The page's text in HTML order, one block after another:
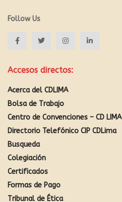
Follow Us
Accesos directos:
Acerca del CDLIMA
Bolsa de Trabajo
Centro de Convenciones – CD LIMA
Directorio Telefónico CIP CDLima
Busqueda
Colegiación
Certificados
Formas de Pago
Tribunal de Ética